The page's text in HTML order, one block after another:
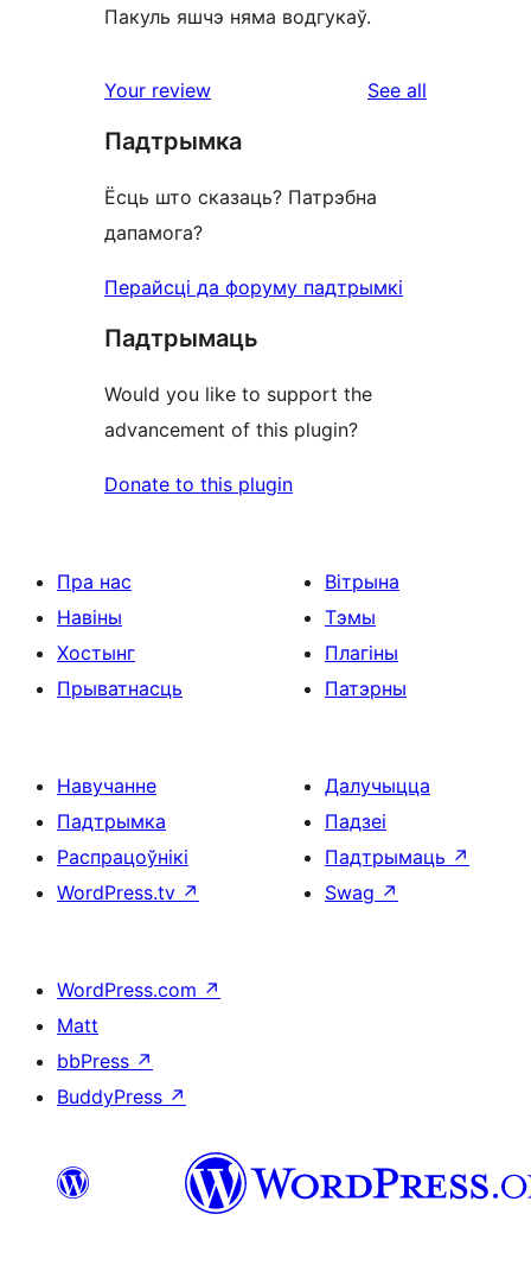
Пакуль яшчэ няма водгукаў.
Your review See all
Падтрымка
Ёсць што сказаць? Патрэбна
дапамога?
Перайсці да форуму падтрымкі
Падтрымаць
Would you like to support the
advancement of this plugin?
Donate to this plugin
Пра нас
Навіны
Хостынг
Прыватнасць
Вітрына
Тэмы
Плагіны
Патэрны
Навучанне
Падтрымка
Распрацоўнікі
WordPress.tv ↗
Далучыцца
Падзеі
Падтрымаць ↗
Swag ↗
WordPress.com ↗
Matt
bbPress ↗
BuddyPress ↗